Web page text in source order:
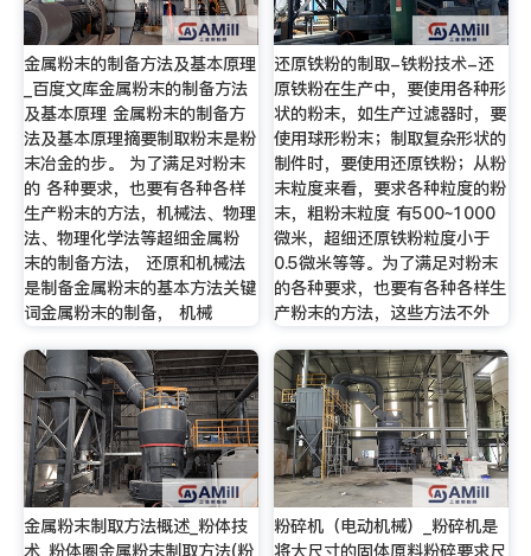
金属粉末的制备方法及基本原理
_百度文库金属粉末的制备方法
及基本原理 金属粉末的制备方
法及基本原理摘要制取粉末是粉
末冶金的步。 为了满足对粉末
的 各种要求，也要有各种各样
生产粉末的方法，机械法、物理
法、物理化学法等超细金属粉
末的制备方法， 还原和机械法
是制备金属粉末的基本方法关键
词金属粉末的制备， 机械
还原铁粉的制取-铁粉技术-还
原铁粉在生产中，要使用各种形
状的粉末，如生产过滤器时，要
使用球形粉末；制取复杂形状的
制件时，要使用还原铁粉；从粉
末粒度来看，要求各种粒度的粉
末，粗粉末粒度 有500~1000
微米，超细还原铁粉粒度小于
0.5微米等等。为了满足对粉末
的各种要求，也要有各种各样生
产粉末的方法，这些方法不外
金属粉末制取方法概述_粉体技
粉碎机（电动机械）_粉碎机是